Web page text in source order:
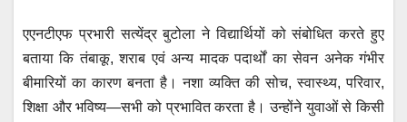
एएनटीएफ प्रभारी सत्येंद्र बुटोला ने विद्यार्थियों को संबोधित करते हुए
बताया कि तंबाकू, शराब एवं अन्य मादक पदार्थों का सेवन अनेक गंभीर
बीमारियों का कारण बनता है। नशा व्यक्ति की सोच, स्वास्थ्य, परिवार,
शिक्षा और भविष्य—सभी को प्रभावित करता है। उन्होंने युवाओं से किसी